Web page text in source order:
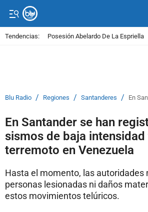
Tendencias: Posesión Abelardo De La Espriella
Blu Radio / Regiones / Santanderes / En
En Santander se han
sismos de baja
terremoto en Venezuela
Hasta el momento, las autoridades
personas lesionadas ni daños
estos movimientos telúricos.